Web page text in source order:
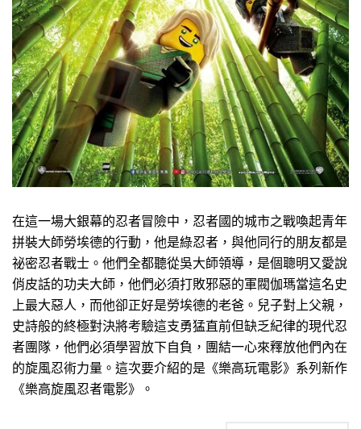
在這一場大銀幕的忍者冒險中，忍者國的城市之戰喚起青年
拼裝大師勞埃德的行動，他是綠忍者，與他同行的朋友都是
祕密忍者戰士。他們全都聽從吳大師領導，是個聰明又愛說
俏皮話的功夫大師，他們必須打敗邪惡的軍閥伽瑪當這名史
上最大惡人，而他卻正好是勞埃德的老爸。兒子對上父親，
史詩般的終極對決將考驗這支勇猛直前但缺乏紀律的現代忍
者團隊，他們必須學習放下自負，團結一心來釋放他們內在
的旋風忍術力量。這次要介紹的是《樂高玩電影》系列新作
《樂高旋風忍者電影》。